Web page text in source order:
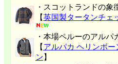
・スコットランドの象
【英国製タータンチェ
・本場ペルーのアルパ
【 アルパカ ヘリンボ
ン 】